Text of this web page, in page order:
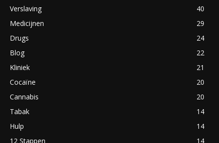
Verslaving
40
Medicijnen
29
Drugs
24
Blog
22
Kliniek
21
Cocaïne
20
Cannabis
20
Tabak
14
Hulp
14
12 Stappen
14